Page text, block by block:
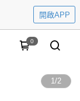
開啟APP
0
1/2